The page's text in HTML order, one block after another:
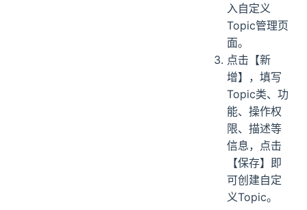
入自定义
Topic管理页
面。
点击【新
增】，填写
Topic类、功
能、操作权
限、描述等
信息，点击
【保存】即
可创建自定
义Topic。